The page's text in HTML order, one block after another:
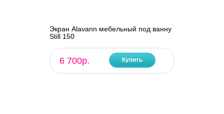
Экран Alavann мебельный под ванну
Still 150
6 700р. Купить